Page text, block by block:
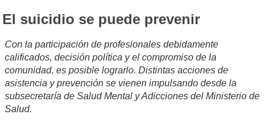
El suicidio se puede prevenir
Con la participación de profesionales debidamente
calificados, decisión política y el compromiso de la
comunidad, es posible lograrlo. Distintas acciones de
asistencia y prevención se vienen impulsando desde la
subsecretaría de Salud Mental y Adicciones del Ministerio de
Salud.